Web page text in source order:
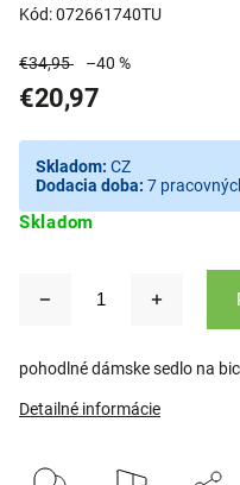
Kód:072661740TU
€34,95 –40 %
€20,97
Skladom
Skladom: CZ
Dodacia doba: 7
pohodlné dámske sedlo na
Detailné informácie